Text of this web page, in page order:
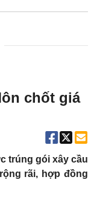
chốt giá
trúng gói xây cầu
rãi, hợp đồng